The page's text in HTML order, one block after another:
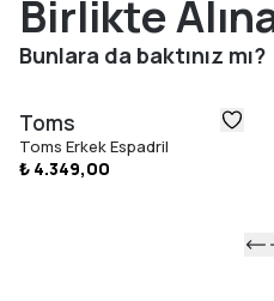
Birlikte
Bunlara da baktınız mı?
Toms
Toms Erkek Espadril
₺ 4.349,00